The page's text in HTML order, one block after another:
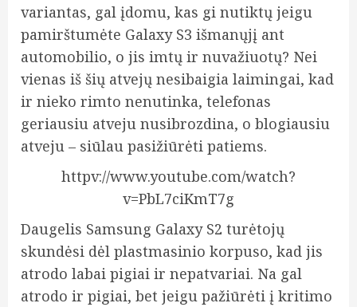
variantas, gal įdomu, kas gi nutiktų jeigu
pamirštumėte Galaxy S3 išmanųjį ant
automobilio, o jis imtų ir nuvažiuotų? Nei
vienas iš šių atvejų nesibaigia laimingai, kad
ir nieko rimto nenutinka, telefonas
geriausiu atveju nusibrozdina, o blogiausiu
atveju – siūlau pasižiūrėti patiems.
httpv://www.youtube.com/watch?
v=PbL7ciKmT7g
Daugelis Samsung Galaxy S2 turėtojų
skundėsi dėl plastmasinio korpuso, kad jis
atrodo labai pigiai ir nepatvariai. Na gal
atrodo ir pigiai, bet jeigu pažiūrėti į kritimo